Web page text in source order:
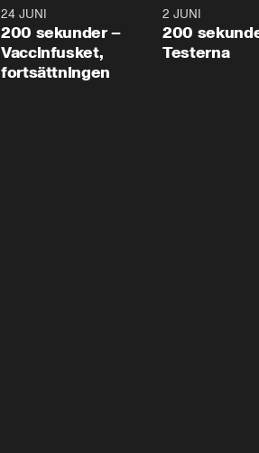
5:00
24 JUNI
200 sekunder –
Vaccinfusket,
fortsättningen
2 JUNI
200
Testerna